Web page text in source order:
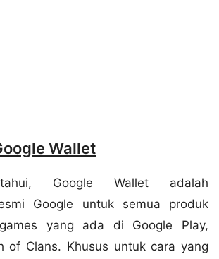
Wallet
Google Wallet adalah
Google untuk semua produk
yang ada di Google Play,
of Clans. Khusus untuk cara yang